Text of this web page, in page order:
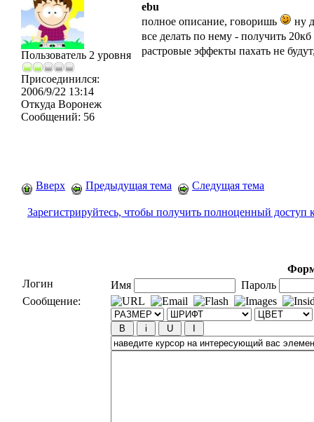
Пользователь 2 уровня
Присоединился:
2006/9/22 13:14
Откуда Воронеж
Сообщений: 56
ebu
полное описание, говоришь
ну
все делать по нему - получить
растровые эффекты пахать не
Вверх Предыдущая тема Следущая тема
Зарегистрируйтесь, чтобы получить полноценный доступ
Логин
Имя
Пароль
Сообщение: